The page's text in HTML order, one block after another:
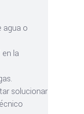
agua o
en la
solucionar